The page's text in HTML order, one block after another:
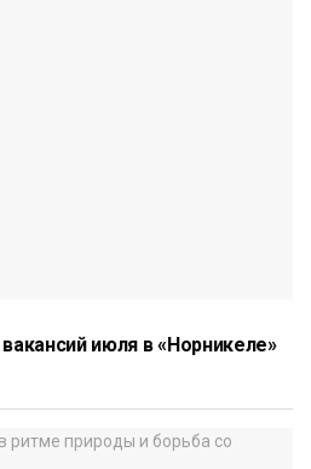
июля в «Норникеле»